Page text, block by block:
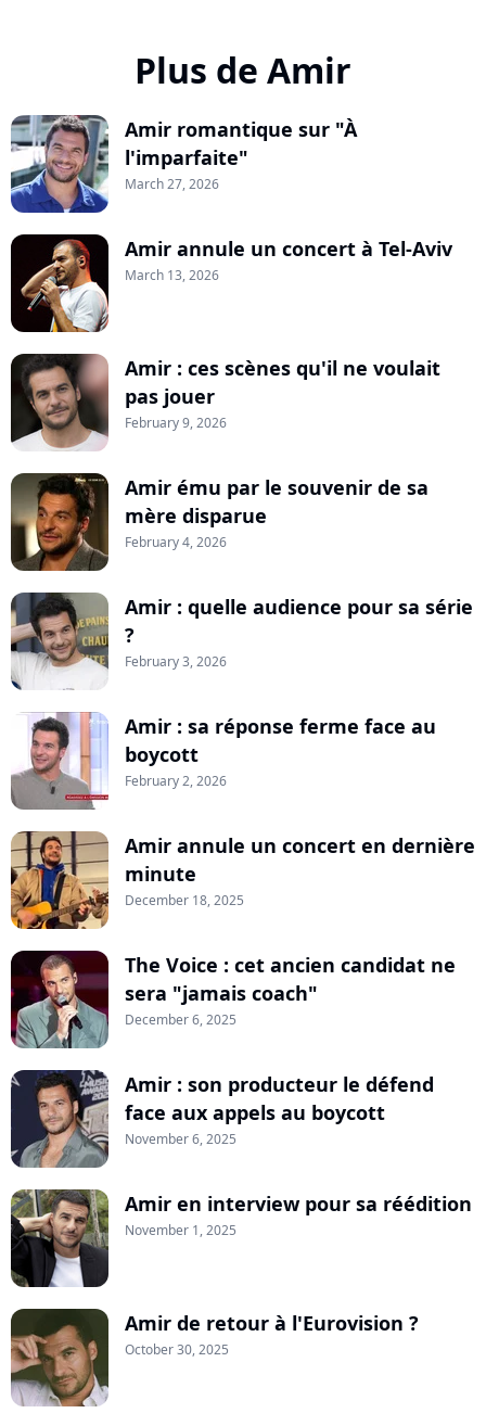
Plus de Amir
Amir romantique sur "À
l'imparfaite"
March 27, 2026
Amir annule un concert à Tel-Aviv
March 13, 2026
Amir : ces scènes qu'il ne voulait
pas jouer
February 9, 2026
Amir ému par le souvenir de sa
mère disparue
February 4, 2026
Amir : quelle audience pour sa série
?
February 3, 2026
Amir : sa réponse ferme face au
boycott
February 2, 2026
Amir annule un concert en dernière
minute
December 18, 2025
The Voice : cet ancien candidat ne
sera "jamais coach"
December 6, 2025
Amir : son producteur le défend
face aux appels au boycott
November 6, 2025
Amir en interview pour sa réédition
November 1, 2025
Amir de retour à l'Eurovision ?
October 30, 2025